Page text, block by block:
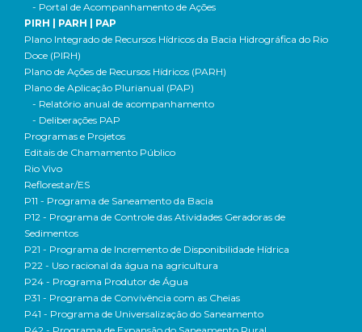
- Portal de Acompanhamento de Ações
PIRH | PARH | PAP
Plano Integrado de Recursos Hídricos da Bacia Hidrográfica do Rio
Doce (PIRH)
Plano de Ações de Recursos Hídricos (PARH)
Plano de Aplicação Plurianual (PAP)
- Relatório anual de acompanhamento
- Deliberações PAP
Programas e Projetos
Editais de Chamamento Público
Rio Vivo
Reflorestar/ES
P11 - Programa de Saneamento da Bacia
P12 - Programa de Controle das Atividades Geradoras de
Sedimentos
P21 - Programa de Incremento de Disponibilidade Hídrica
P22 - Uso racional da água na agricultura
P24 - Programa Produtor de Água
P31 - Programa de Convivência com as Cheias
P41 - Programa de Universalização do Saneamento